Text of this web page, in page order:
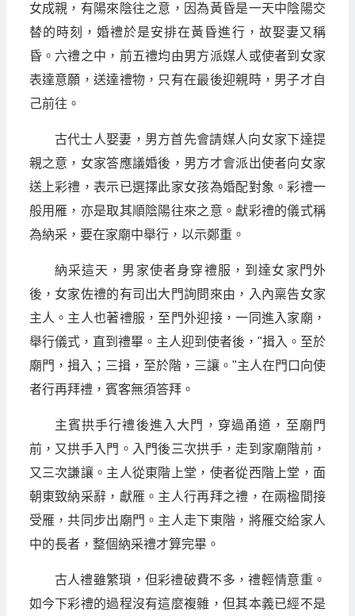
女成親，有陽來陰往之意，因為黃昏是一天中陰陽交
替的時刻，婚禮於是安排在黃昏進行，故娶妻又稱
昏。六禮之中，前五禮均由男方派媒人或使者到女家
表達意願，送達禮物，只有在最後迎親時，男子才自
己前往。
古代士人娶妻，男方首先會請媒人向女家下達提
親之意，女家答應議婚後，男方才會派出使者向女家
送上彩禮，表示已選擇此家女孩為婚配對象。彩禮一
般用雁，亦是取其順陰陽往來之意。獻彩禮的儀式稱
為納采，要在家廟中舉行，以示鄭重。
納采這天，男家使者身穿禮服，到達女家門外
後，女家佐禮的有司出大門詢問來由，入內稟告女家
主人。主人也著禮服，至門外迎接，一同進入家廟，
舉行儀式，直到禮畢。主人迎到使者後，"揖入。至於
廟門，揖入；三揖，至於階，三讓。"主人在門口向使
者行再拜禮，賓客無須答拜。
主賓拱手行禮後進入大門，穿過甬道，至廟門
前，又拱手入門。入門後三次拱手，走到家廟階前，
又三次謙讓。主人從東階上堂，使者從西階上堂，面
朝東致納采辭，獻雁。主人行再拜之禮，在兩楹間接
受雁，共同步出廟門。主人走下東階，將雁交給家人
中的長者，整個納采禮才算完畢。
古人禮雖繁瑣，但彩禮破費不多，禮輕情意重。
如今下彩禮的過程沒有這麼複雜，但其本義已經不是